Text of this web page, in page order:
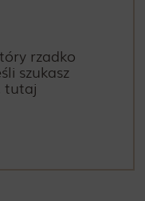
rzadko
szukasz
tutaj